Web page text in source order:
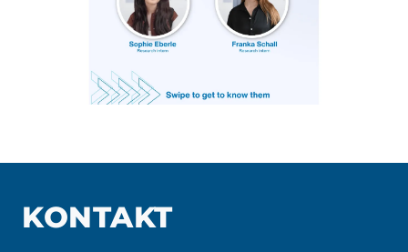
KONTAKT